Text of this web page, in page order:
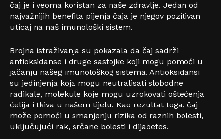
čaj je i veoma koristan za naše zdravlje. Jedan od
najvažnijih benefita pijenja čaja je njegov pozitivan
uticaj na naš imunološki sistem.
Brojna istraživanja su pokazala da čaj sadrži
antioksidanse i druge sastojke koji mogu pomoći u
jačanju našeg imunološkog sistema. Antioksidansi
su jedinjenja koja mogu neutralisati slobodne
radikale, molekule koje mogu uzrokovati oštećenja
ćelija i tkiva u našem tijelu. Kao rezultat toga, čaj
može pomoći u smanjenju rizika od raznih bolesti,
uključujući rak, srčane bolesti i dijabetes.